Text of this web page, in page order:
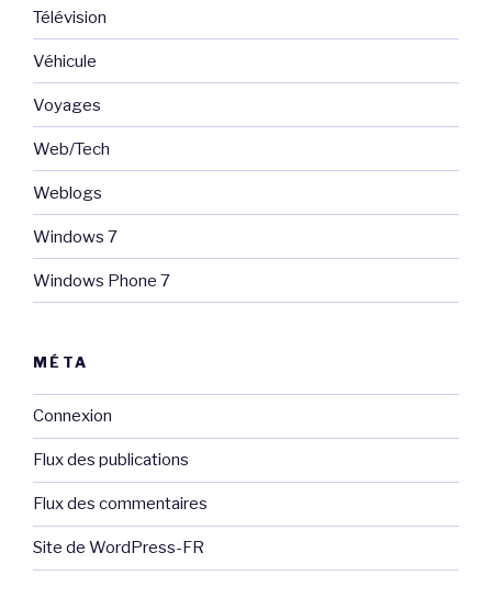
Télévision
Véhicule
Voyages
Web/Tech
Weblogs
Windows 7
Windows Phone 7
MÉTA
Connexion
Flux des publications
Flux des commentaires
Site de WordPress-FR